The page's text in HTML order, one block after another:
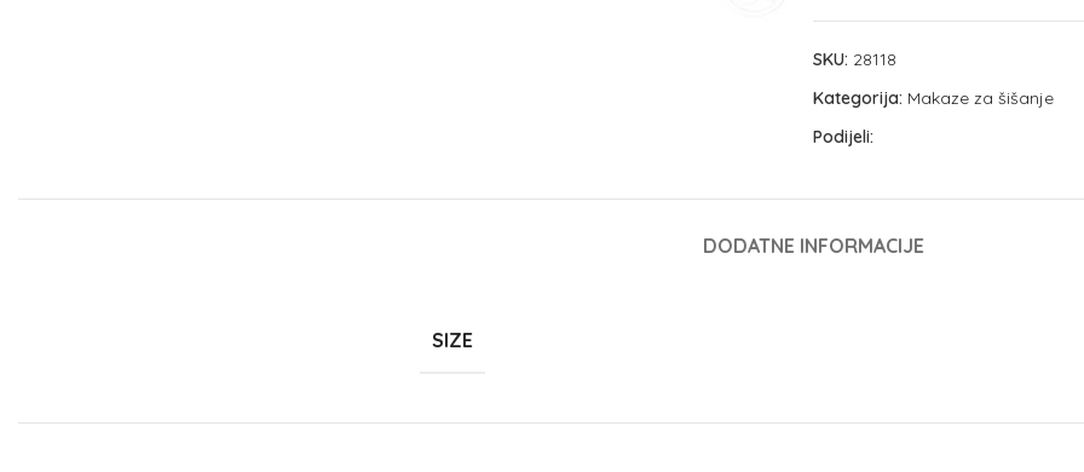
SKU: 28118
Kategorija: Makaze za šišanje
Podijeli:
DODATNE INFORMACIJE
SIZE